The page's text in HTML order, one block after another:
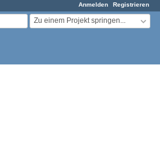
Anmelden Registrieren
Zu einem Projekt springen...